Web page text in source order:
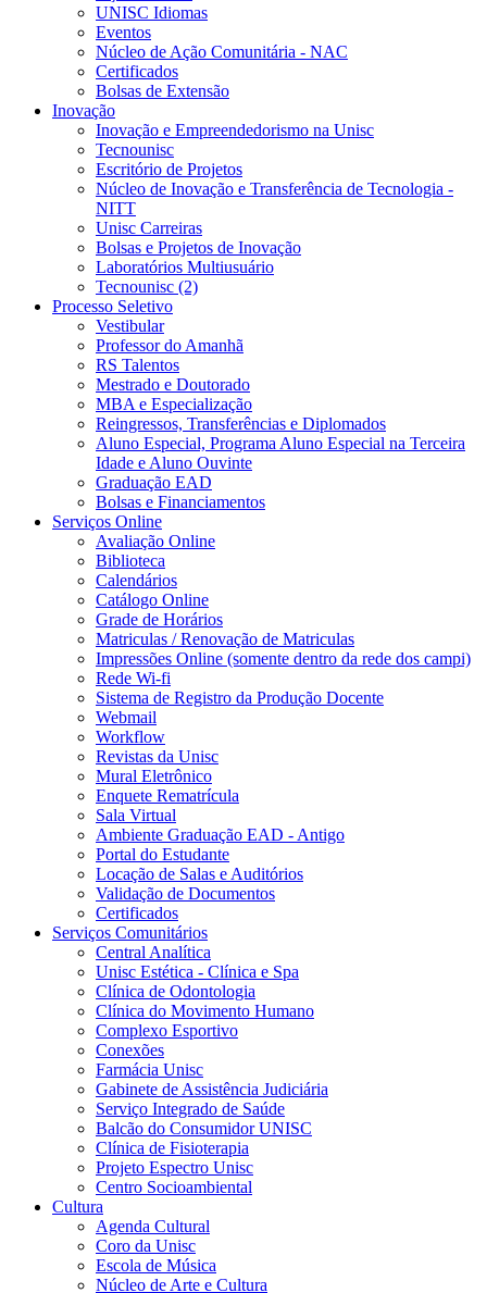
UNISC Idiomas
Eventos
Núcleo de Ação Comunitária - NAC
Certificados
Bolsas de Extensão
Inovação
Inovação e Empreendedorismo na Unisc
Tecnounisc
Escritório de Projetos
Núcleo de Inovação e Transferência de Tecnologia -
NITT
Unisc Carreiras
Bolsas e Projetos de Inovação
Laboratórios Multiusuário
Tecnounisc (2)
Processo Seletivo
Vestibular
Professor do Amanhã
RS Talentos
Mestrado e Doutorado
MBA e Especialização
Reingressos, Transferências e Diplomados
Aluno Especial, Programa Aluno Especial na Terceira
Idade e Aluno Ouvinte
Graduação EAD
Bolsas e Financiamentos
Serviços Online
Avaliação Online
Biblioteca
Calendários
Catálogo Online
Grade de Horários
Matriculas / Renovação de Matriculas
Impressões Online (somente dentro da rede dos campi)
Rede Wi-fi
Sistema de Registro da Produção Docente
Webmail
Workflow
Revistas da Unisc
Mural Eletrônico
Enquete Rematrícula
Sala Virtual
Ambiente Graduação EAD - Antigo
Portal do Estudante
Locação de Salas e Auditórios
Validação de Documentos
Certificados
Serviços Comunitários
Central Analítica
Unisc Estética - Clínica e Spa
Clínica de Odontologia
Clínica do Movimento Humano
Complexo Esportivo
Conexões
Farmácia Unisc
Gabinete de Assistência Judiciária
Serviço Integrado de Saúde
Balcão do Consumidor UNISC
Clínica de Fisioterapia
Projeto Espectro Unisc
Centro Socioambiental
Cultura
Agenda Cultural
Coro da Unisc
Escola de Música
Núcleo de Arte e Cultura